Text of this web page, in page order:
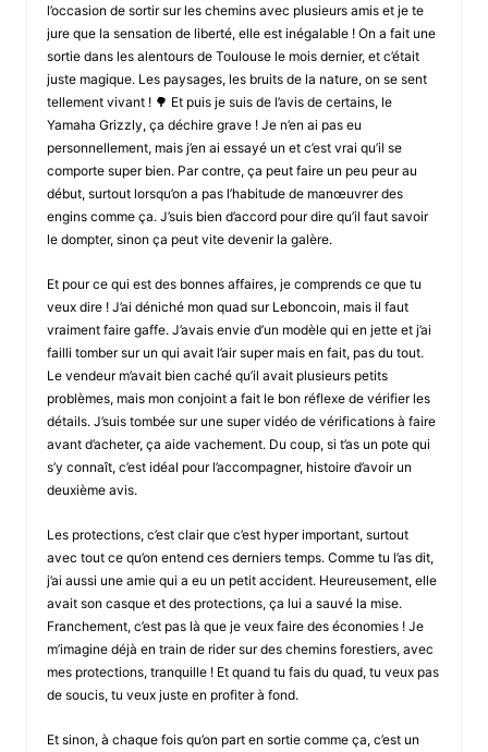
l’occasion de sortir sur les chemins avec plusieurs amis et je te
jure que la sensation de liberté, elle est inégalable ! On a fait une
sortie dans les alentours de Toulouse le mois dernier, et c’était
juste magique. Les paysages, les bruits de la nature, on se sent
tellement vivant ! 🌳 Et puis je suis de l’avis de certains, le
Yamaha Grizzly, ça déchire grave ! Je n’en ai pas eu
personnellement, mais j’en ai essayé un et c’est vrai qu’il se
comporte super bien. Par contre, ça peut faire un peu peur au
début, surtout lorsqu’on a pas l’habitude de manœuvrer des
engins comme ça. J’suis bien d’accord pour dire qu’il faut savoir
le dompter, sinon ça peut vite devenir la galère.
Et pour ce qui est des bonnes affaires, je comprends ce que tu
veux dire ! J’ai déniché mon quad sur Leboncoin, mais il faut
vraiment faire gaffe. J’avais envie d’un modèle qui en jette et j’ai
failli tomber sur un qui avait l’air super mais en fait, pas du tout.
Le vendeur m’avait bien caché qu’il avait plusieurs petits
problèmes, mais mon conjoint a fait le bon réflexe de vérifier les
détails. J’suis tombée sur une super vidéo de vérifications à faire
avant d’acheter, ça aide vachement. Du coup, si t’as un pote qui
s’y connaît, c’est idéal pour l’accompagner, histoire d’avoir un
deuxième avis.
Les protections, c’est clair que c’est hyper important, surtout
avec tout ce qu’on entend ces derniers temps. Comme tu l’as dit,
j’ai aussi une amie qui a eu un petit accident. Heureusement, elle
avait son casque et des protections, ça lui a sauvé la mise.
Franchement, c’est pas là que je veux faire des économies ! Je
m’imagine déjà en train de rider sur des chemins forestiers, avec
mes protections, tranquille ! Et quand tu fais du quad, tu veux pas
de soucis, tu veux juste en profiter à fond.
Et sinon, à chaque fois qu’on part en sortie comme ça, c’est un